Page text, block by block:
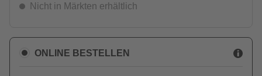
Nicht in Märkten erhältlich
ONLINE BESTELLEN